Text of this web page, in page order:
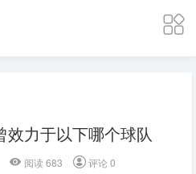
效力于以下哪个球队
阅读 683 评论 0